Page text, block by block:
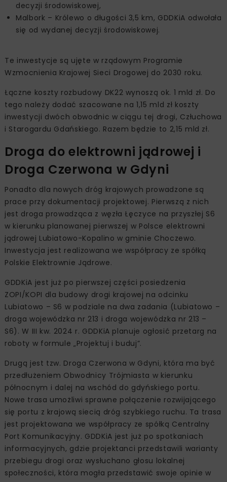
decyzji środowiskowej,
Malbork – Królewo o długości 3,5 km, GDDKiA odwołała
się od wydanej decyzji środowiskowej.
Te inwestycje są ujęte w rządowym Programie
Wzmocnienia Krajowej Sieci Drogowej do 2030 roku.
Łączne koszty rozbudowy DK22 wynoszą ok. 1 mld zł. Do
tego należy dodać szacowane na 1,15 mld zł koszty
inwestycji dwóch obwodnic w ciągu tej drogi, Człuchowa
i Starogardu Gdańskiego. Razem będzie to 2,15 mld zł.
Droga do elektrowni jądrowej i
Droga Czerwona w Gdyni
Ponadto dla nowych dróg krajowych prowadzone są
prace przy dokumentacji projektowej. Pierwszą z nich
jest droga prowadząca z węzła Łęczyce na przyszłej S6
w kierunku planowanej pierwszej w Polsce elektrowni
jądrowej Lubiatowo-Kopalino w gminie Choczewo.
Inwestycja jest realizowana we współpracy ze spółką
Polskie Elektrownie Jądrowe.
GDDKiA jest już po pierwszej części posiedzenia
ZOPI/KOPI dla budowy drogi krajowej na odcinku
Lubiatowo – S6 w podziale na dwa zadania (Lubiatowo –
droga wojewódzka nr 213 i droga wojewódzka nr 213 –
S6). W III kw. 2024 r. GDDKiA planuje ogłosić przetarg na
roboty w formule „Projektuj i buduj”.
Drugą jest tzw. Droga Czerwona w Gdyni, która ma być
przedłużeniem Obwodnicy Trójmiasta w kierunku
północnym i dalej na wschód do gdyńskiego portu.
Nowe trasa umożliwi sprawne połączenie rozwijającego
się portu z krajową siecią dróg szybkiego ruchu. Ta trasa
jest projektowana we współpracy ze spółką Centralny
Port Komunikacyjny. GDDKiA jest już po spotkaniach
informacyjnych, gdzie projektanci przedstawili warianty
przebiegu drogi oraz wysłuchano głosu lokalnej
społeczności, która mogła przedstawić swoje opinie w